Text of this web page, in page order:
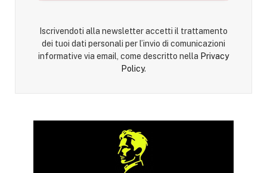
Iscrivendoti alla newsletter accetti il trattamento
dei tuoi dati personali per l’invio di comunicazioni
informative via email, come descritto nella Privacy
Policy.